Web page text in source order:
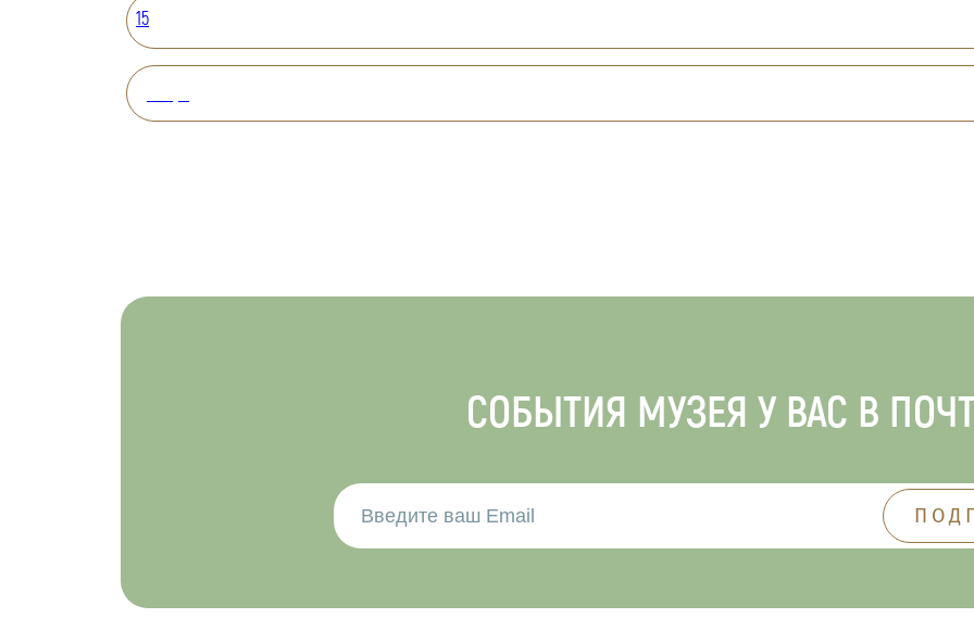
15
СОБЫТИЯ МУЗЕЯ У ВАС В